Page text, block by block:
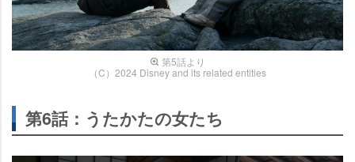
第5話より
（C）2024 Disney and its related entities
第6話：うたかたの女たち